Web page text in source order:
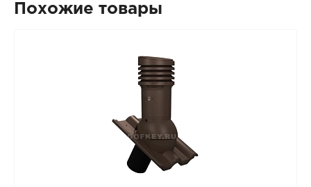
Похожие товары